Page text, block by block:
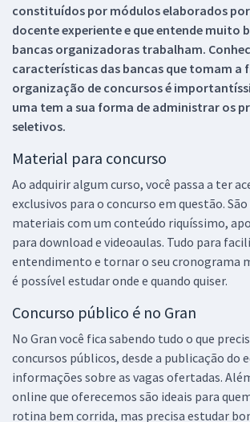
constituídos por módulos elaborados
docente experiente e que entende muito
bancas organizadoras trabalham.
características das bancas que tomam a
organização de concursos é
uma tem a sua forma de administrar os
seletivos.
Material para concurso
Ao adquirir algum curso, você passa a ter
exclusivos para o concurso em questão.
materiais com um conteúdo riquíssimo,
para download e videoaulas. Tudo para
entendimento e tornar o seu cronograma
é possível estudar onde e quando quiser.
Concurso público é no Gran
No Gran você fica sabendo tudo o que
concursos públicos, desde a publicação do
informações sobre as vagas ofertadas.
online que oferecemos são ideais para
rotina bem corrida, mas precisa estudar